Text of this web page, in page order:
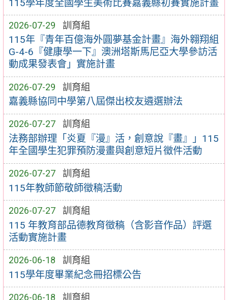
115學年度全國學生美術比賽嘉義縣初賽實施計畫
2026-07-29 訓育組
115年『青年百億海外圓夢基金計畫』海外翱翔組
G-4-6『健康學一下』澳洲塔斯馬尼亞大學參訪活
動成果發表會」實施計畫
2026-07-29 訓育組
嘉義縣協同中學第八屆傑出校友遴選辦法
2026-07-27 訓育組
法務部辦理「炎夏『漫』活，創意說『畫』」115
年全國學生犯罪預防漫畫與創意短片徵件活動
2026-07-27 訓育組
115年教師節敬師徵稿活動
2026-07-27 訓育組
115 年教育部品德教育徵稿（含影音作品）評選
活動實施計畫
2026-06-18 訓育組
115學年度畢業紀念冊招標公告
2026-06-18 訓育組